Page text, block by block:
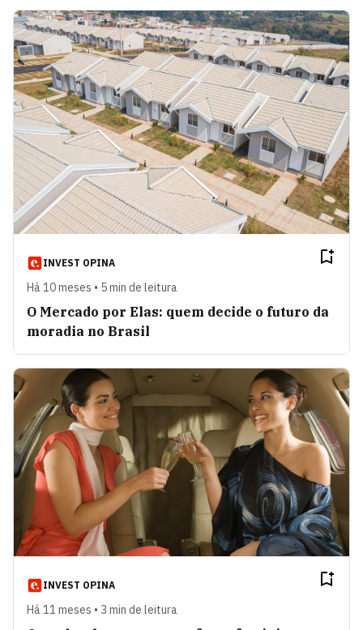
INVEST OPINA
Há 10 meses • 5 min de leitura
O Mercado por Elas: quem decide o futuro da
moradia no Brasil
INVEST OPINA
Há 11 meses • 3 min de leitura